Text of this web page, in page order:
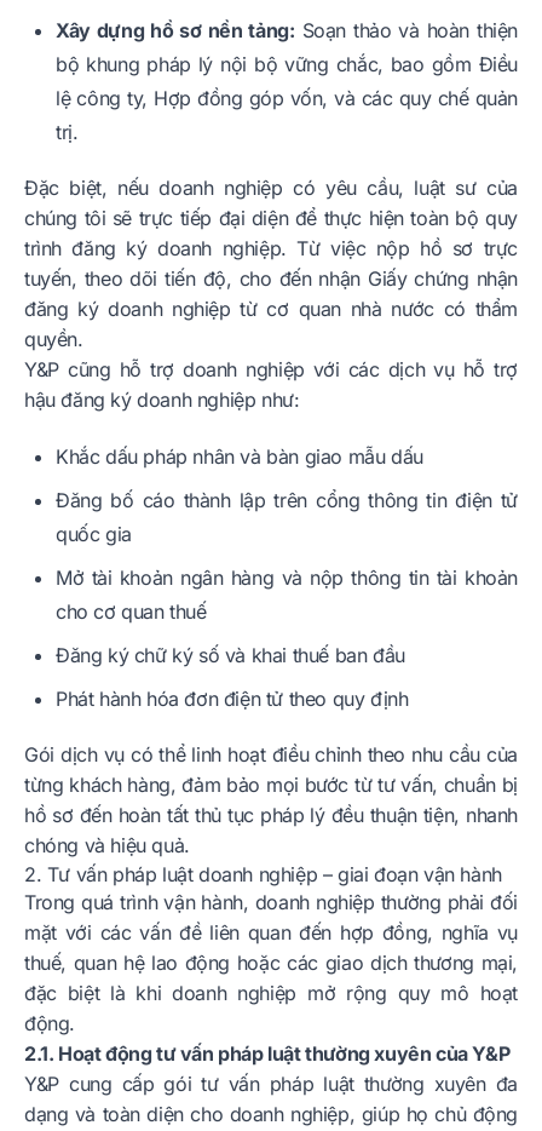
Xây dựng hồ sơ nền tảng: Soạn thảo và hoàn thiện
bộ khung pháp lý nội bộ vững chắc, bao gồm Điều
lệ công ty, Hợp đồng góp vốn, và các quy chế quản
trị.
Đặc biệt, nếu doanh nghiệp có yêu cầu, luật sư của
chúng tôi sẽ trực tiếp đại diện để thực hiện toàn bộ quy
trình đăng ký doanh nghiệp. Từ việc nộp hồ sơ trực
tuyến, theo dõi tiến độ, cho đến nhận Giấy chứng nhận
đăng ký doanh nghiệp từ cơ quan nhà nước có thẩm
quyền.
Y&P cũng hỗ trợ doanh nghiệp với các dịch vụ hỗ trợ
hậu đăng ký doanh nghiệp như:
Khắc dấu pháp nhân và bàn giao mẫu dấu
Đăng bố cáo thành lập trên cổng thông tin điện tử
quốc gia
Mở tài khoản ngân hàng và nộp thông tin tài khoản
cho cơ quan thuế
Đăng ký chữ ký số và khai thuế ban đầu
Phát hành hóa đơn điện tử theo quy định
Gói dịch vụ có thể linh hoạt điều chỉnh theo nhu cầu của
từng khách hàng, đảm bảo mọi bước từ tư vấn, chuẩn bị
hồ sơ đến hoàn tất thủ tục pháp lý đều thuận tiện, nhanh
chóng và hiệu quả.
2. Tư vấn pháp luật doanh nghiệp – giai đoạn vận hành
Trong quá trình vận hành, doanh nghiệp thường phải đối
mặt với các vấn đề liên quan đến hợp đồng, nghĩa vụ
thuế, quan hệ lao động hoặc các giao dịch thương mại,
đặc biệt là khi doanh nghiệp mở rộng quy mô hoạt
động.
2.1. Hoạt động tư vấn pháp luật thường xuyên của Y&P
Y&P cung cấp gói tư vấn pháp luật thường xuyên đa
dạng và toàn diện cho doanh nghiệp, giúp họ chủ động